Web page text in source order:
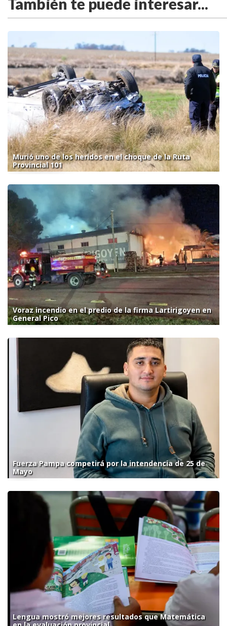
También te puede interesar...
Murió uno de los heridos en el choque de la Ruta
Provincial 101
Voraz incendio en el predio de la firma Lartirigoyen en
General Pico
Fuerza Pampa competirá por la intendencia de 25 de
Mayo
Lengua mostró mejores resultados que Matemática